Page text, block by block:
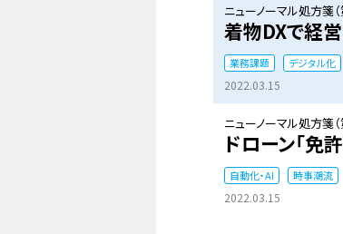
ニューノーマル処方箋（
着物DXで経
業務課題 デジタル化
2022.03.15
ニューノーマル処方箋（
ドローン「免
自動化・AI 時事潮流
2022.03.15